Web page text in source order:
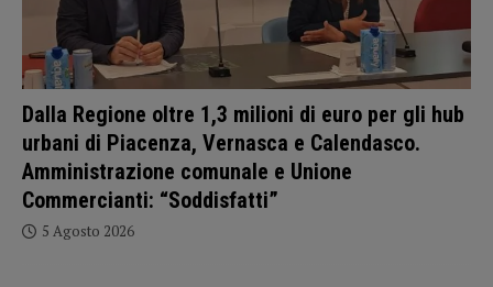
Dalla Regione oltre 1,3 milioni di euro per gli hub
urbani di Piacenza, Vernasca e Calendasco.
Amministrazione comunale e Unione
Commercianti: “Soddisfatti”
5 Agosto 2026